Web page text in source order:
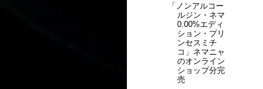
「ノンアルコー
ルジン・ネマ
0.00%エディ
ション・プリ
ンセスミチ
コ」ネマニャ
のオンライン
ショップ分完
売